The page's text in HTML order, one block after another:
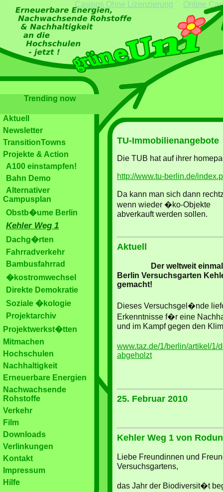
Casinos Ohne Lizenzierung Online
Trending now
Aktuell
Newsletter
TransitionTowns
Projekte & Action
A100 einstampfen!
Bahn Demo
Alternativer
Campusplan
Obstb�ume Berlin
Kehler Weg 1
Dachg�rten
Fahrradverkehr
Bambusfahrrad
�kostromwechsel
Direkte Demokratie
Soziale �kologie
Projektarchiv
Projektwerkst�tten
Mitmachen
Hochschulen
Nachhaltigkeit
Erneuerbare Energien
Nachwachsende
Rohstoffe
Verkehr
Film
Downloads
Verlinkungen
Kontakt
Impressum
Hilfe
TU-Immobilienangebote
Die TUB hat auf ihrer
http://www.tu-berlin.de/
Da kann man sich dann
wenn wieder �ko-Objekte
abverkauft werden sollen.
Aktuell
Der weltweit
Berlin Versuchsgarten
gemacht!
Dieses Versuchsgel�nde
Erkenntnisse f�r eine
und im Kampf gegen den
www.taz.de/1/berlin/artikel/1/
abgeholzt
25. Februar 2010
Kehler Weg 1 von
Liebe Freundinnen und
Versuchsgartens,
das Jahr der Biodiversit�t